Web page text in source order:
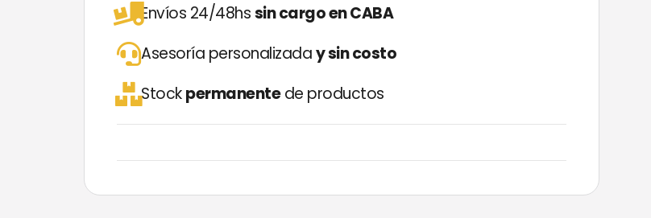
Envíos 24/48hssin cargo en CABA
Asesoría personalizaday sin costo
Stockpermanentede productos